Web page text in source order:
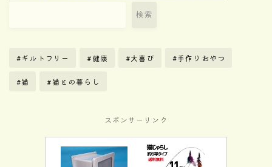
検索
#ギルトフリー #健康 #大喜び #手作りおやつ
#猫 #猫との暮らし
スポンサーリンク